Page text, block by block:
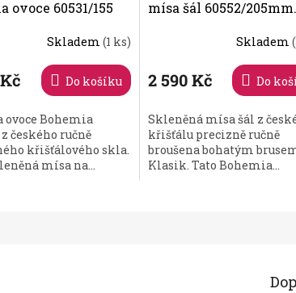
ovoce 60531/155
Skladem(1 ks)
Do košíku
ovoce Bohemia
českého ručně
křišťálového skla.
mísa na...
mísa šál 60552/205mm.
Skladem
2 590 Kč Do
Skleněná mísa šál z
křišťálu precizně ručně
broušena bohatým
Klasik. Tato Bohemia...